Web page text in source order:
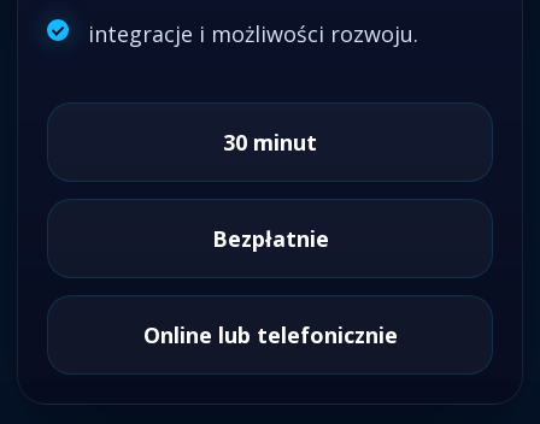
integracje i możliwości rozwoju.
30 minut
Bezpłatnie
Online lub telefonicznie